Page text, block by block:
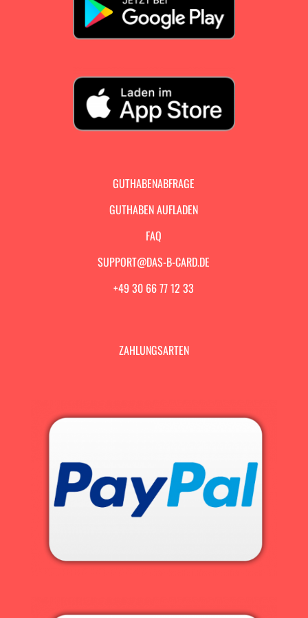
GUTHABENABFRAGE
GUTHABEN AUFLADEN
FAQ
SUPPORT@DAS-B-CARD.DE
+49 30 66 77 12 33
ZAHLUNGSARTEN